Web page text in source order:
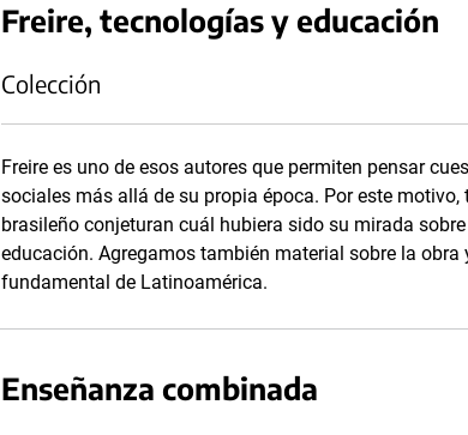
Freire, tecnologías y educación
Colección
Freire es uno de esos autores que permiten pensar
sociales más allá de su propia época. Por este
brasileño conjeturan cuál hubiera sido su mirada
educación. Agregamos también material sobre la
fundamental de Latinoamérica.
Enseñanza combinada